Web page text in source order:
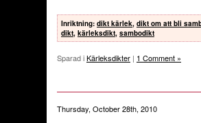
Inriktning: dikt kärlek, dikt om att bli
dikt, kärleksdikt, sambodikt
Sparad iKärleksdikter | 1 Comment »
Thursday, October 28th, 2010